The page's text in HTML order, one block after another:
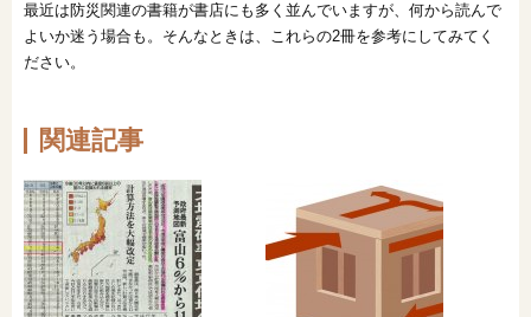
最近は防災関連の書籍が書店にも多く並んでいますが、何から読んで
よいか迷う場合も。そんなときは、これらの2冊を参考にしてみてく
ださい。
関連記事